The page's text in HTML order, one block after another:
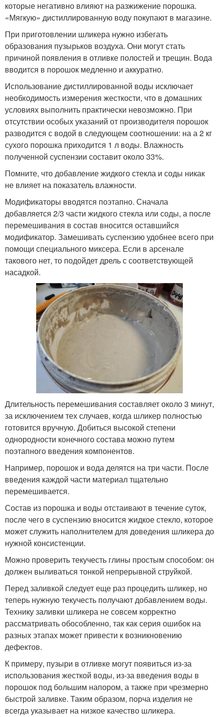
которые негативно влияют на разжижение порошка.
«Мягкую» дистиллированную воду покупают в магазине.
При приготовлении шликера нужно избегать
образования пузырьков воздуха. Они могут стать
причиной появления в отливке полостей и трещин. Вода
вводится в порошок медленно и аккуратно.
Использование дистиллированной воды исключает
необходимость измерения жесткости, что в домашних
условиях выполнить практически невозможно. При
отсутствии особых указаний от производителя порошок
разводится с водой в следующем соотношении: на а 2 кг
сухого порошка приходится 1 л воды. Влажность
полученной суспензии составит около 33%.
Помните, что добавление жидкого стекла и соды никак
не влияет на показатель влажности.
Модификаторы вводятся поэтапно. Сначала
добавляется 2/3 части жидкого стекла или соды, а после
перемешивания в состав вносится оставшийся
модификатор. Замешивать суспензию удобнее всего при
помощи специального миксера. Если в арсенале
такового нет, то подойдет дрель с соответствующей
насадкой.
Длительность перемешивания составляет около 3 минут,
за исключением тех случаев, когда шликер полностью
готовится вручную. Добиться высокой степени
однородности конечного состава можно путем
поэтапного введения компонентов.
Например, порошок и вода делятся на три части. После
введения каждой части материал тщательно
перемешивается.
Состав из порошка и воды отстаивают в течение суток,
после чего в суспензию вносится жидкое стекло, которое
может служить наполнителем для доведения шликера до
нужной консистенции.
Можно проверить текучесть глины простым способом: он
должен выливаться тонкой непрерывной струйкой.
Перед заливкой следует еще раз процедить шликер, но
теперь нужную текучесть получают добавлением воды.
Технику заливки шликера не совсем корректно
рассматривать обособленно, так как серия ошибок на
разных этапах может привести к возникновению
дефектов.
К примеру, пузыри в отливке могут появиться из-за
использования жесткой воды, из-за введения воды в
порошок под большим напором, а также при чрезмерно
быстрой заливке. Таким образом, порча изделия не
всегда указывает на низкое качество шликера.